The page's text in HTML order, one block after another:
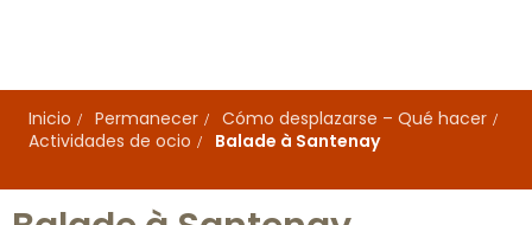
principal
Inicio
Permanecer
Cómo desplazarse – Qué hacer
Actividades de ocio
Balade à Santenay